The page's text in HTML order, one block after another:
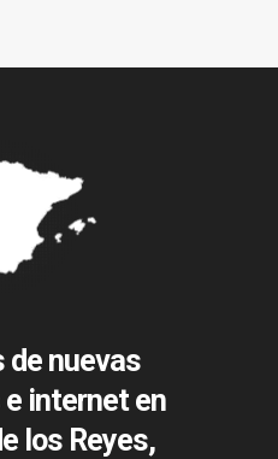
de nuevas
internet en
los Reyes,